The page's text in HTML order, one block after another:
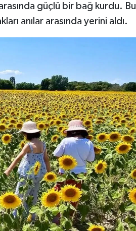
güçlü bir bağ kurdu. Bu
anılar arasında yerini aldı.